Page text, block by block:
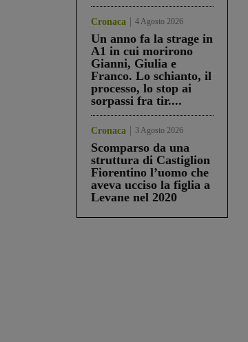
Cronaca 4 Agosto 2026
Un anno fa la strage in
A1 in cui morirono
Gianni, Giulia e
Franco. Lo schianto, il
processo, lo stop ai
sorpassi fra tir....
Cronaca 3 Agosto 2026
Scomparso da una
struttura di Castiglion
Fiorentino l’uomo che
aveva ucciso la figlia a
Levane nel 2020